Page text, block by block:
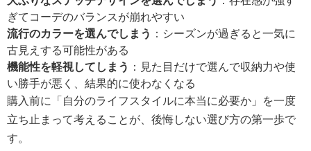
ぎてコーデのバランスが崩れやすい
流行のカラーを選んでしまう ：シーズンが過ぎると一気に
古見えする可能性がある
機能性を軽視してしまう ：見た目だけで選んで収納力や使
い勝手が悪く、結果的に使わなくなる
購入前に「自分のライフスタイルに本当に必要か」を一度
立ち止まって考えることが、後悔しない選び方の第一歩で
す。